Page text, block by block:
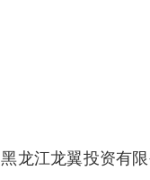
黑龙江龙翼投资有